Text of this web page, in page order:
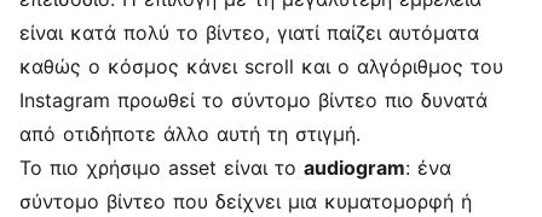
είναι κατά πολύ το βίντεο, γιατί παίζει αυτόματα
καθώς ο κόσμος κάνει scroll και ο αλγόριθμος του
Instagram προωθεί το σύντομο βίντεο πιο δυνατά
από οτιδήποτε άλλο αυτή τη στιγμή.
Το πιο χρήσιμο asset είναι το audiogram: ένα
σύντομο βίντεο που δείχνει μια κυματομορφή ή